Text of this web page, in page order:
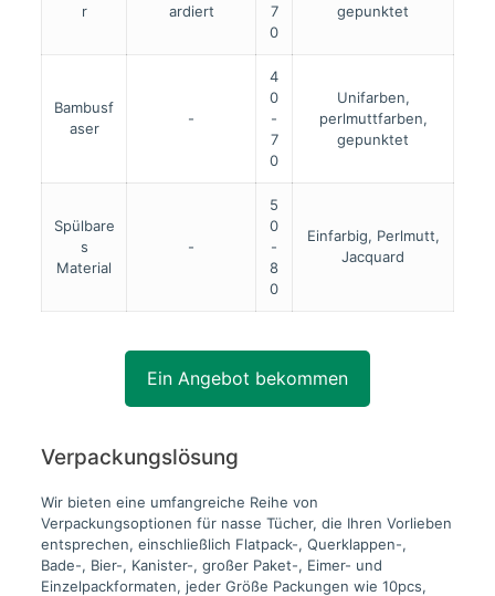
r
ardiert
7
0
gepunktet
Bambusf
aser
-
4
0
-
7
0
Unifarben,
perlmuttfarben,
gepunktet
Spülbare
s
Material
-
5
0
-
8
0
Einfarbig, Perlmutt,
Jacquard
Ein Angebot bekommen
Verpackungslösung
Wir bieten eine umfangreiche Reihe von
Verpackungsoptionen für nasse Tücher, die Ihren Vorlieben
entsprechen, einschließlich Flatpack-, Querklappen-,
Bade-, Bier-, Kanister-, großer Paket-, Eimer- und
Einzelpackformaten, jeder Größe Packungen wie 10pcs,